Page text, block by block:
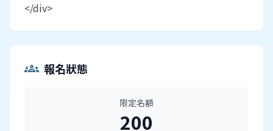
</div>
groups 報名狀態
限定名額
200